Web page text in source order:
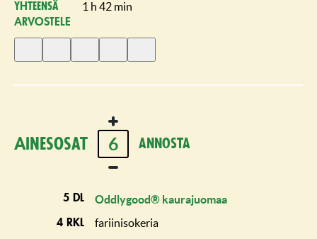
Yhteensä 1 h 42 min
ARVOSTELE
Ainesosat 6 annosta
5 dl Oddlygood® kaurajuomaa
4 rkl fariinisokeria